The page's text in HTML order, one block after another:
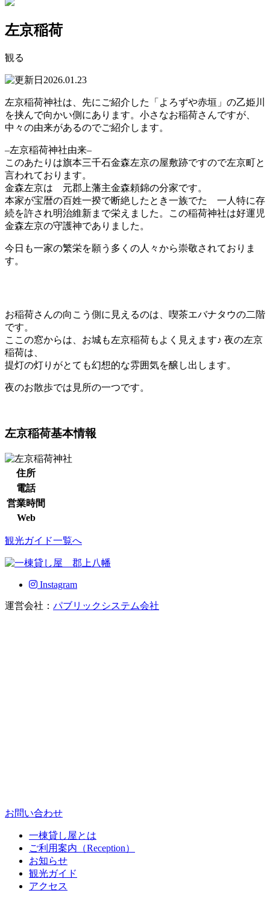
左京稲荷
観る
2026.01.23
左京稲荷神社は、先にご紹介した「よろずや赤垣」の乙姫川
を挟んで向かい側にあります。小さなお稲荷さんですが、
中々の由来があるのでご紹介します。
–左京稲荷神社由来–
このあたりは旗本三千石金森左京の屋敷跡ですので左京町と
言われております。
金森左京は 元郡上藩主金森頼錦の分家です。
本家が宝暦の百姓一揆で断絶したとき一族でたゞ一人特に存
続を許され明治維新まで栄えました。この稲荷神社は好運児
金森左京の守護神でありました。
今日も一家の繁栄を願う多くの人々から崇敬されておりま
す。
お稲荷さんの向こう側に見えるのは、喫茶エバナタウの二階
です。
ここの窓からは、お城も左京稲荷もよく見えます♪ 夜の左京
稲荷は、
提灯の灯りがとても幻想的な雰囲気を醸し出します。
夜のお散歩では見所の一つです。
左京稲荷基本情報
住所
電話
営業時間
Web
観光ガイド一覧へ
Instagram
運営会社： パブリックシステム会社
お問い合わせ
一棟貸し屋とは
ご利用案内（Reception）
お知らせ
観光ガイド
アクセス